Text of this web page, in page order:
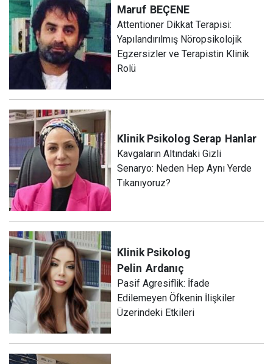
Maruf BEÇENE
Attentioner Dikkat Terapisi:
Yapılandırılmış Nöropsikolojik
Egzersizler ve Terapistin Klinik
Rolü
Klinik Psikolog Serap Hanlar
Kavgaların Altındaki Gizli
Senaryo: Neden Hep Aynı Yerde
Tıkanıyoruz?
Klinik Psikolog
Pelin Ardanıç
Pasif Agresiflik: İfade
Edilemeyen Öfkenin İlişkiler
Üzerindeki Etkileri